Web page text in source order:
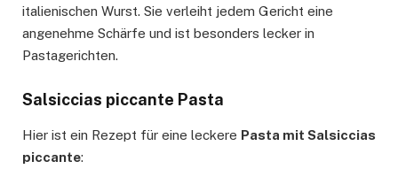
italienischen Wurst. Sie verleiht jedem Gericht eine
angenehme Schärfe und ist besonders lecker in
Pastagerichten.
Salsiccias piccante Pasta
Hier ist ein Rezept für eine leckere Pasta mit Salsiccias
piccante: